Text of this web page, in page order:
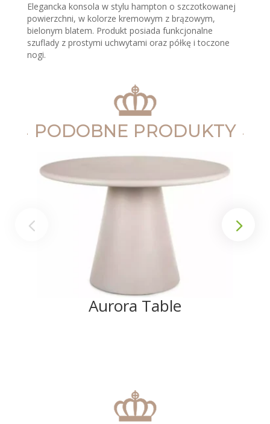
Elegancka konsola w stylu hampton o szczotkowanej
powierzchni, w kolorze kremowym z brązowym,
bielonym blatem. Produkt posiada funkcjonalne
szuflady z prostymi uchwytami oraz półkę i toczone
nogi.
PODOBNE PRODUKTY
Aurora Table